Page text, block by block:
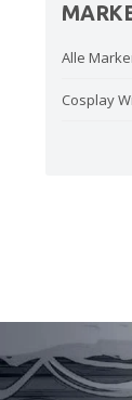
Alle
Cosplay